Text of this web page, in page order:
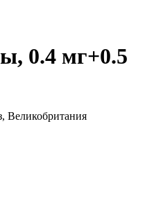
0.4 мг+0.5
Великобритания